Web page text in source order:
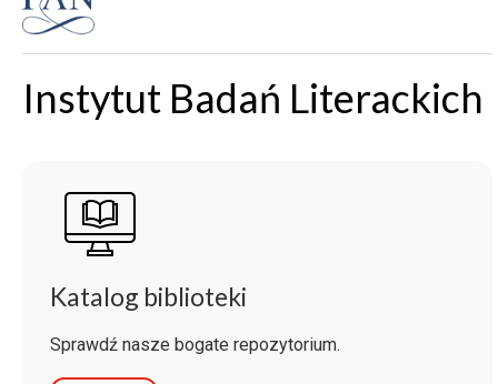
Instytut Badań Literackich
Katalog biblioteki
Sprawdź nasze bogate repozytorium.